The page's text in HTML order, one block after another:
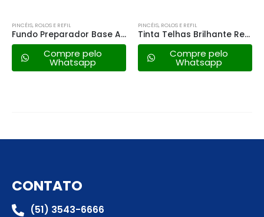
PINCÉIS, ROLOS E REFIL
Fundo Preparador Base Agua Renner – 3,6lt
Compre pelo
Whatsapp
PINCÉIS, ROLOS E REFIL
Tinta Telhas Brilhante Renner Incolor – 3,6lt
Compre pelo
Whatsapp
CONTATO
(51) 3543-6666